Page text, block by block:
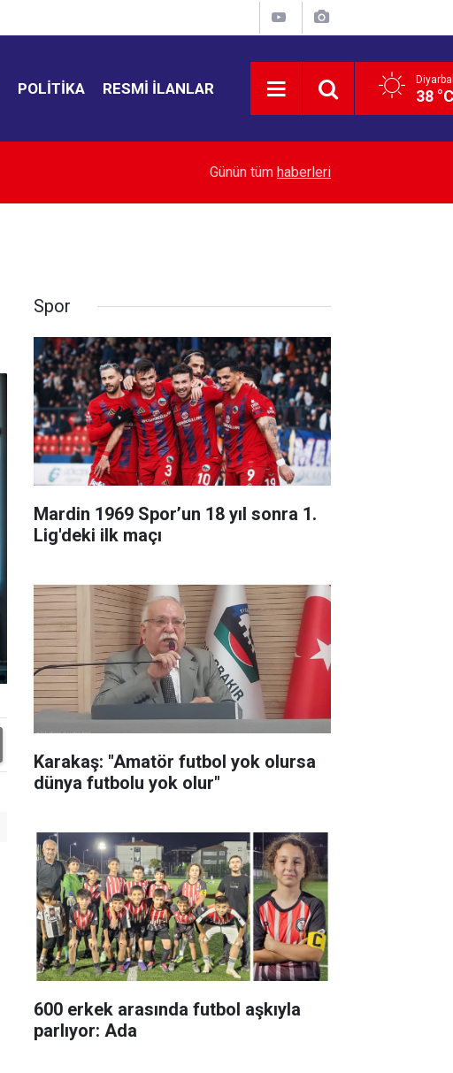
POLITIKA RESMI İLANLAR 38
Mekke Ortak Savunma Anlaşması’na “İran”
Günün tüm haberleri
Spor
Mardin 1969 Spor’un 18 yıl sonra 1.
Lig'deki ilk maçı
Karakaş: "Amatör futbol yok olursa
dünya futbolu yok olur"
600 erkek arasında futbol aşkıyla
parlıyor: Ada